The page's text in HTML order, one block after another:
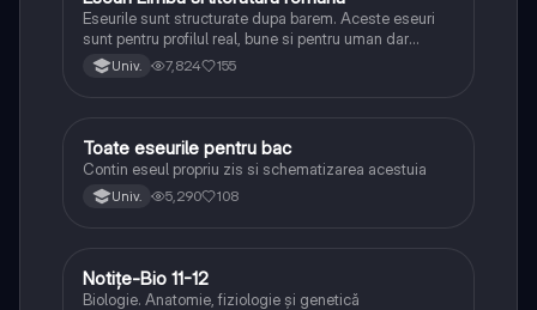
Eseurile sunt structurate dupa barem. Aceste eseuri
sunt pentru profilul real, bune si pentru uman dar
lipsesc relatiile dintre personaje si caracrerizarile.
Univ. 7,824 155
Limba și literatura română
Toate eseurile pentru bac
Contin eseul propriu zis si schematizarea acestuia
Univ. 5,290 108
Biologie
Notițe-Bio 11-12
Biologie. Anatomie, fiziologie și genetică